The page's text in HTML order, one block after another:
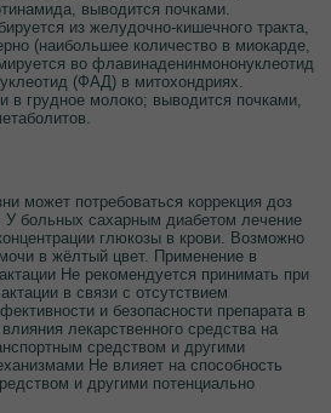
выводится почками.
из желудочно-кишечного тракта,
(наибольшее количество в миокарде,
во флавинаденинмононуклеотид
(ФАД) в митохондриях.
в грудное молоко; выводится почками,
может потребоваться коррекция доз
У больных сахарным диабетом лечение
глюкозы в крови. Возможно
в жёлтый цвет. Применение в
Не рекомендуется принимать при
в связи с отсутствием
и безопасности препарата в
лекарственного средства на
средством и другими
Не влияет на способность
и другими потенциально